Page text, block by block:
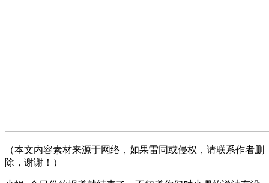
（本文内容素材来源于网络，如果雷同或侵权，请联系作者删
除，谢谢！）